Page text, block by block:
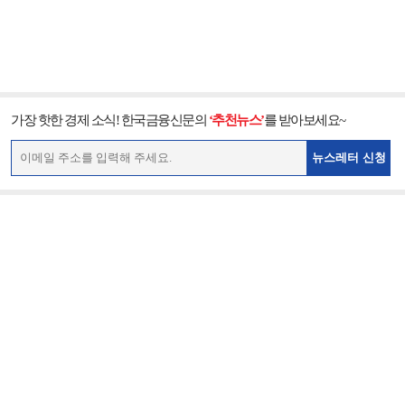
가장 핫한 경제 소식! 한국금융신문의 ‘추천뉴스’를 받아보세요~
뉴스레터 신청